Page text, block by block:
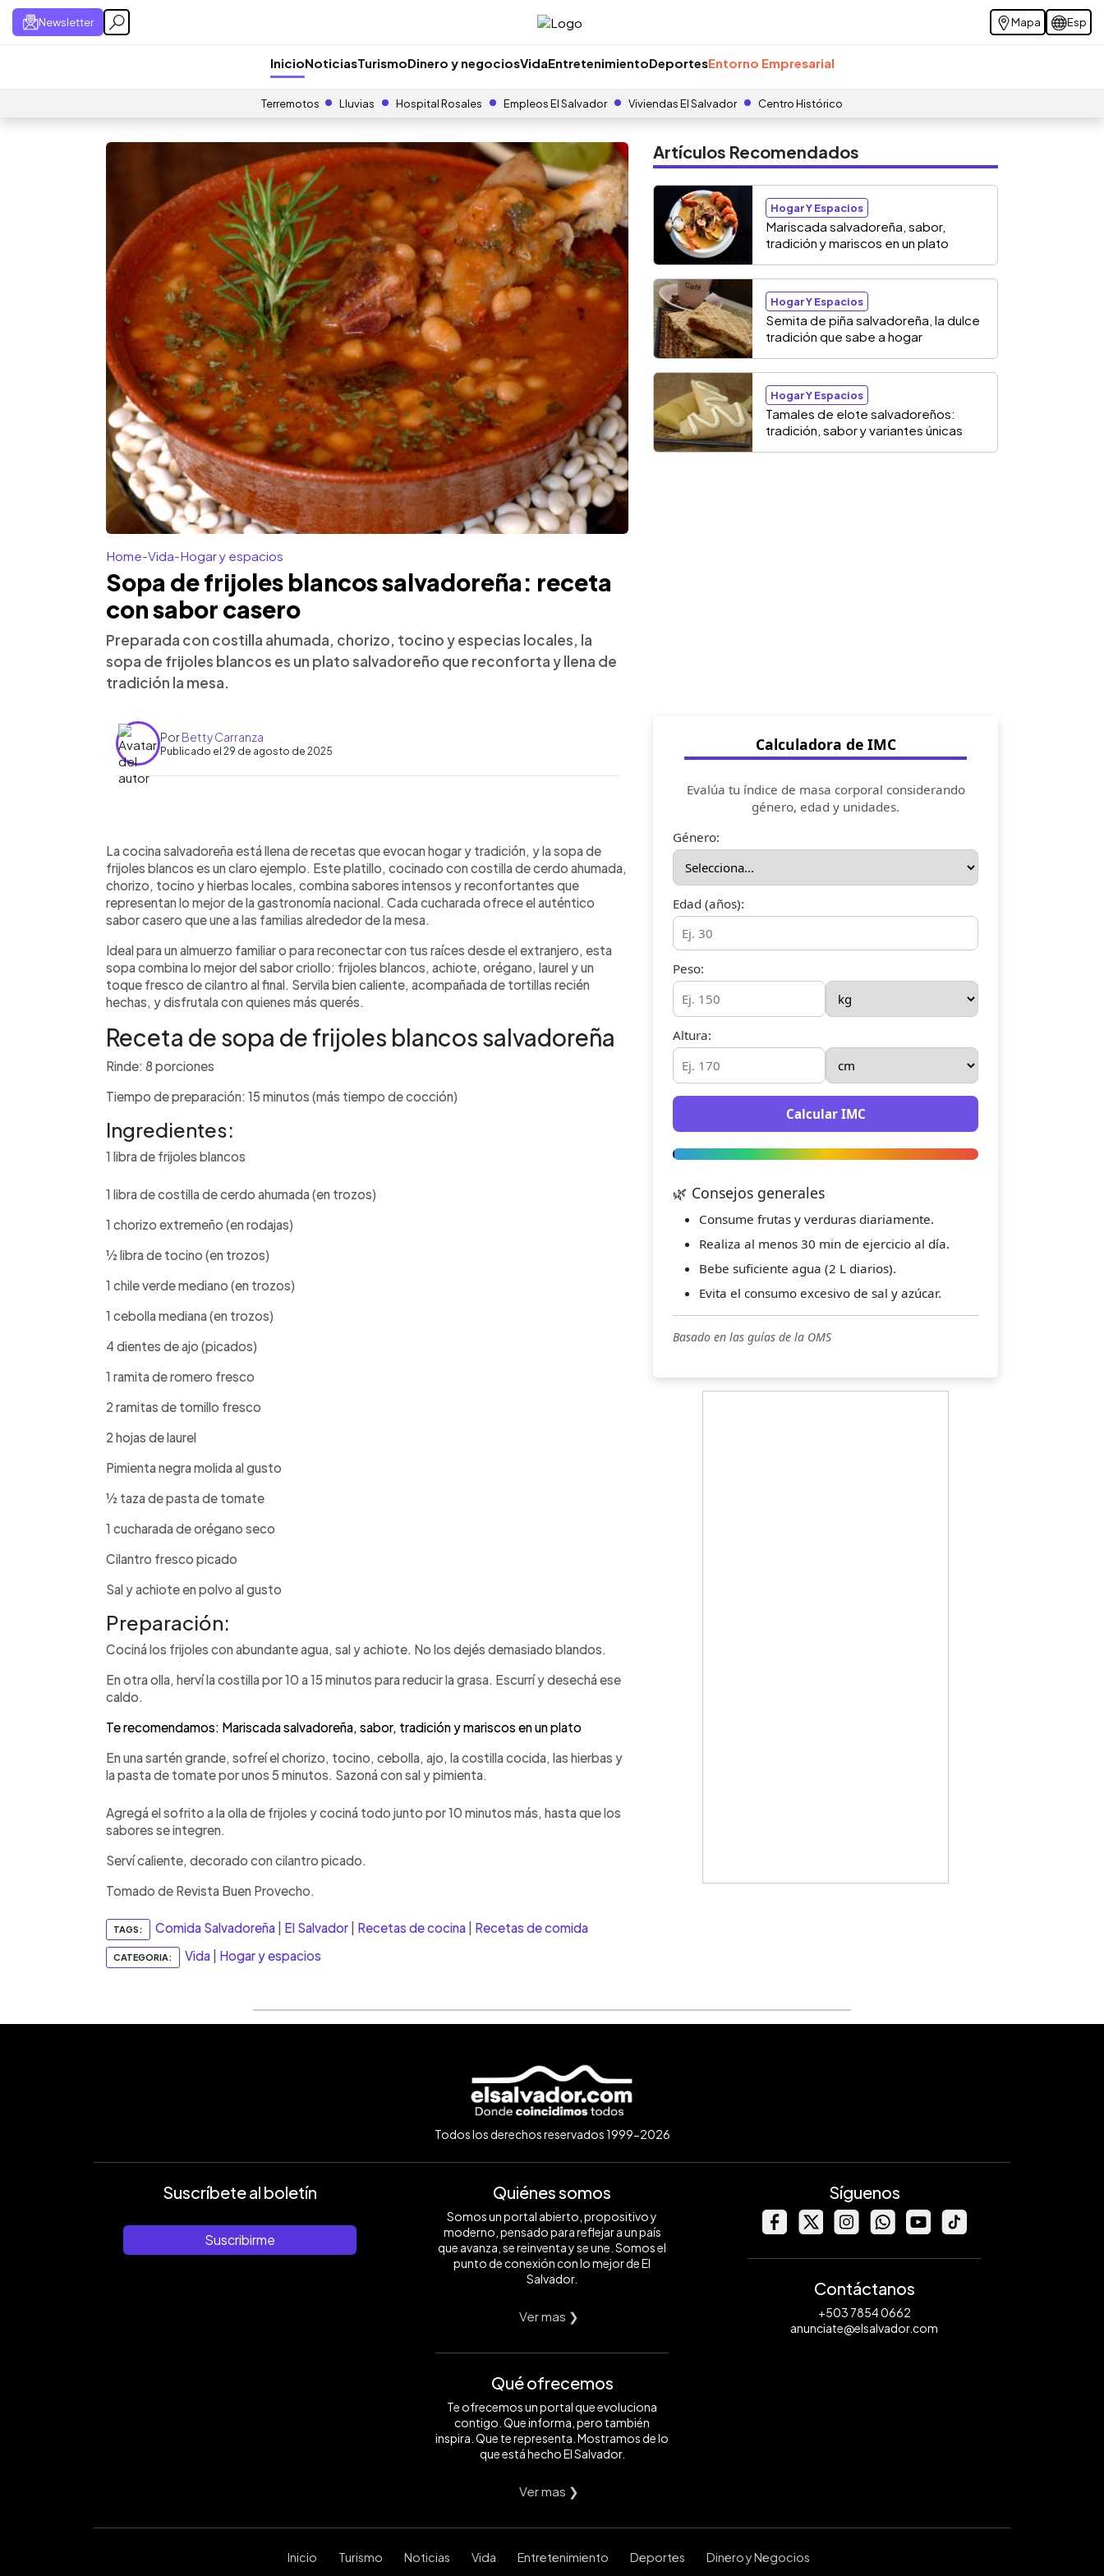
Newsletter Mapa Esp
InicioNoticiasTurismoDinero y negociosVidaEntretenimientoDeportesEntorno Empresarial
Terremotos Lluvias Hospital Rosales Empleos El Salvador Viviendas El Salvador Centro Histórico
Home-Vida-Hogar y espacios
Sopa de frijoles blancos salvadoreña: receta
con sabor casero
Preparada con costilla ahumada, chorizo, tocino y especias locales, la
sopa de frijoles blancos es un plato salvadoreño que reconforta y llena de
tradición la mesa.
PorBetty Carranza
Publicado el 29 de agosto de 2025
Escuchar artículo
La cocina salvadoreña está llena de recetas que evocan hogar y tradición, y la sopa de
frijoles blancos es un claro ejemplo. Este platillo, cocinado con costilla de cerdo ahumada,
chorizo, tocino y hierbas locales, combina sabores intensos y reconfortantes que
representan lo mejor de la gastronomía nacional. Cada cucharada ofrece el auténtico
sabor casero que une a las familias alrededor de la mesa.
Ideal para un almuerzo familiar o para reconectar con tus raíces desde el extranjero, esta
sopa combina lo mejor del sabor criollo: frijoles blancos, achiote, orégano, laurel y un
toque fresco de cilantro al final. Servila bien caliente, acompañada de tortillas recién
hechas, y disfrutala con quienes más querés.
Receta de sopa de frijoles blancos salvadoreña
Rinde: 8 porciones
Tiempo de preparación: 15 minutos (más tiempo de cocción)
Ingredientes:
1 libra de frijoles blancos
1 libra de costilla de cerdo ahumada (en trozos)
1 chorizo extremeño (en rodajas)
1⁄2 libra de tocino (en trozos)
1 chile verde mediano (en trozos)
1 cebolla mediana (en trozos)
4 dientes de ajo (picados)
1 ramita de romero fresco
2 ramitas de tomillo fresco
2 hojas de laurel
Pimienta negra molida al gusto
1⁄2 taza de pasta de tomate
1 cucharada de orégano seco
Cilantro fresco picado
Sal y achiote en polvo al gusto
Preparación:
Cociná los frijoles con abundante agua, sal y achiote. No los dejés demasiado blandos.
En otra olla, herví la costilla por 10 a 15 minutos para reducir la grasa. Escurrí y desechá ese
caldo.
Te recomendamos: Mariscada salvadoreña, sabor, tradición y mariscos en un plato
En una sartén grande, sofreí el chorizo, tocino, cebolla, ajo, la costilla cocida, las hierbas y
la pasta de tomate por unos 5 minutos. Sazoná con sal y pimienta.
Agregá el sofrito a la olla de frijoles y cociná todo junto por 10 minutos más, hasta que los
sabores se integren.
Serví caliente, decorado con cilantro picado.
Tomado de Revista Buen Provecho.
TAGS: Comida Salvadoreña El Salvador Recetas de cocina Recetas de comida
CATEGORIA: Vida Hogar y espacios
Artículos Recomendados
Hogar Y Espacios
Mariscada salvadoreña, sabor,
tradición y mariscos en un plato
Hogar Y Espacios
Semita de piña salvadoreña, la dulce
tradición que sabe a hogar
Hogar Y Espacios
Tamales de elote salvadoreños:
tradición, sabor y variantes únicas
Calculadora de IMC
Evalúa tu índice de masa corporal considerando
género, edad y unidades.
Género:
Edad (años):
Peso:
Altura:
Calcular IMC
🌿 Consejos generales
Consume frutas y verduras diariamente.
Realiza al menos 30 min de ejercicio al día.
Bebe suficiente agua (2 L diarios).
Evita el consumo excesivo de sal y azúcar.
Basado en las guías de la OMS
Todos los derechos reservados 1999-2026
Suscríbete al boletín
Suscribirme
Quiénes somos
Somos un portal abierto, propositivo y
moderno, pensado para reflejar a un país
que avanza, se reinventa y se une. Somos el
punto de conexión con lo mejor de El
Salvador.
Ver mas ❯
Qué ofrecemos
Te ofrecemos un portal que evoluciona
contigo. Que informa, pero también
inspira. Que te representa. Mostramos de lo
que está hecho El Salvador.
Ver mas ❯
Síguenos
Contáctanos
+503 7854 0662
anunciate@elsalvador.com
Inicio Turismo Noticias Vida Entretenimiento Deportes Dinero y Negocios